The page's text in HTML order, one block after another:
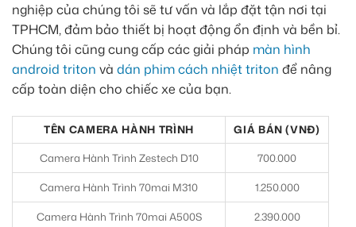
nghiệp của chúng tôi sẽ tư vấn và lắp đặt tận nơi tại
TPHCM, đảm bảo thiết bị hoạt động ổn định và bền bỉ.
Chúng tôi cũng cung cấp các giải pháp màn hình
android triton và dán phim cách nhiệt triton để nâng
cấp toàn diện cho chiếc xe của bạn.
TÊN CAMERA HÀNH TRÌNH
GIÁ BÁN (VNĐ)
Camera Hành Trình Zestech D10
700.000
Camera Hành Trình 70mai M310 1.250.000
Camera Hành Trình 70mai A500S 2.390.000